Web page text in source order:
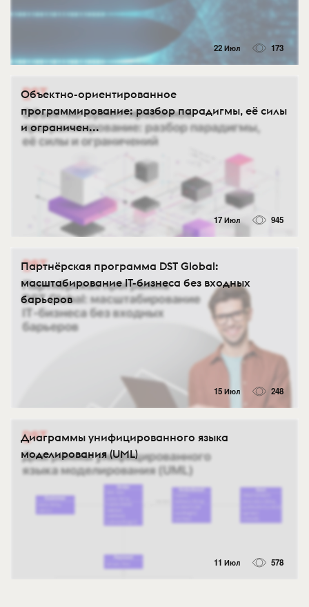
22 Июл 173
Объектно-ориентированное
программирование: разбор парадигмы, её силы
и ограничен...
17 Июл 945
Партнёрская программа DST Global:
масштабирование IT-бизнеса без входных
барьеров
15 Июл 248
Диаграммы унифицированного языка
моделирования (UML)
11 Июл 578